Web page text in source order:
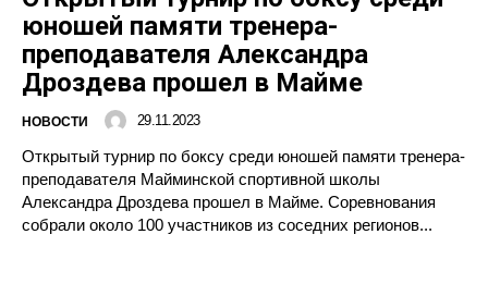
юношей памяти тренера-
преподавателя Александра
Дроздева прошел в Майме
НОВОСТИ 29.11.2023
Открытый турнир по боксу среди юношей памяти тренера-
преподавателя Майминской спортивной школы
Александра Дроздева прошел в Майме. Соревнования
собрали около 100 участников из соседних регионов...